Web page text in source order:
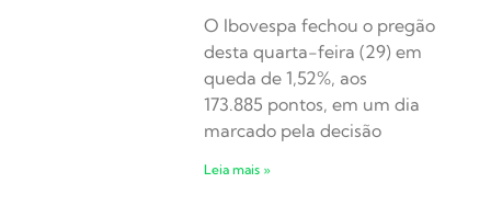
O Ibovespa fechou o pregão
desta quarta-feira (29) em
queda de 1,52%, aos
173.885 pontos, em um dia
marcado pela decisão
Leia mais »